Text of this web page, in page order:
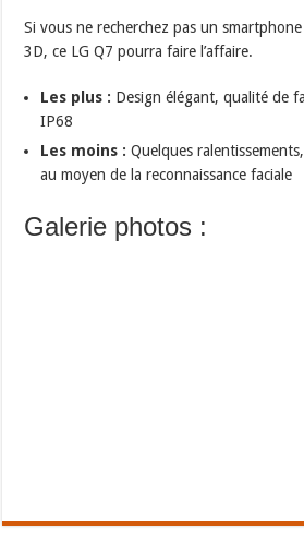
Si vous ne recherchez pas un
3D, ce LG Q7 pourra faire l’affaire.
Les plus : Design élégant, qualité de
IP68
Les moins : Quelques
au moyen de la reconnaissance faciale
Galerie photos :